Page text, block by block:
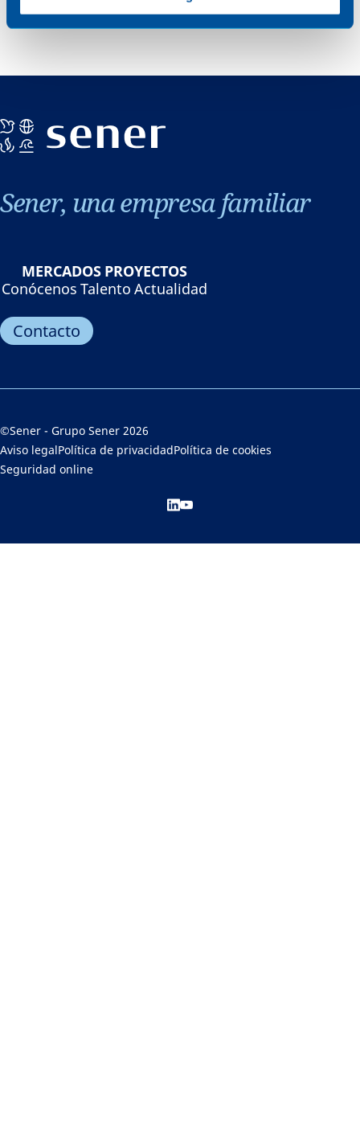
Sener, una empresa familiar
MERCADOS PROYECTOS
Conócenos Talento Actualidad
Contacto
©Sener - Grupo Sener 2026
Aviso legalPolítica de privacidadPolítica de cookies
Seguridad online